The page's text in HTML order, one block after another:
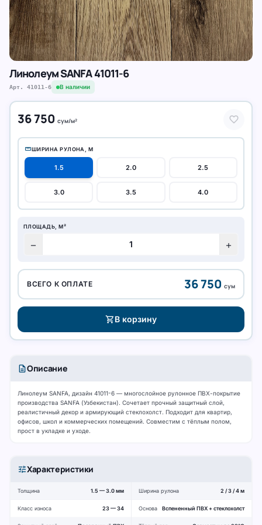
Линолеум SANFA 41011-6
Арт. 41011-6 В наличии
36 750 сум/м² favorite
straightenШИРИНА РУЛОНА, М
1.5 2.0 2.5
3.0 3.5 4.0
ПЛОЩАДЬ, М²
remove add
ВСЕГО К ОПЛАТЕ 36 750 сум
shopping_cartВ корзину
descriptionОписание
Линолеум SANFA, дизайн 41011-6 — многослойное рулонное ПВХ-покрытие
производства SANFA (Узбекистан). Сочетает прочный защитный слой,
реалистичный декор и армирующий стеклохолст. Подходит для квартир,
офисов, школ и коммерческих помещений. Совместим с тёплым полом,
прост в укладке и уходе.
tuneХарактеристики
Толщина 1.5 — 3.0 мм
Класс износа 23 — 34
Ширина рулона 2 / 3 / 4 м
Основа Вспененный ПВХ + стеклохолст